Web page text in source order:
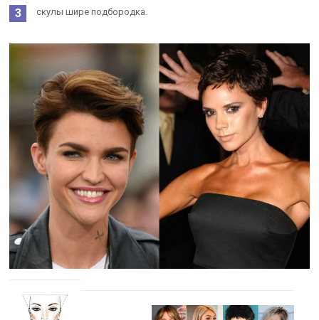
скулы шире подбородка.